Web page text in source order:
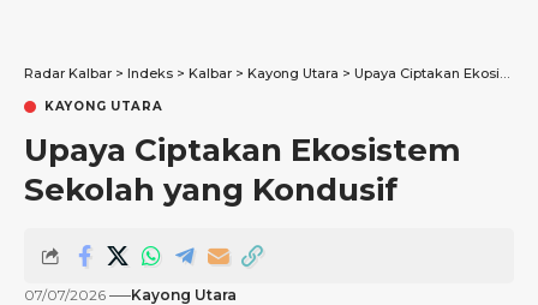
Radar Kalbar > Indeks > Kalbar > Kayong Utara > Upaya Ciptakan Ekosistem Sekolah yang Kondusif
KAYONG UTARA
Upaya Ciptakan Ekosistem
Sekolah yang Kondusif
07/07/2026 Kayong Utara